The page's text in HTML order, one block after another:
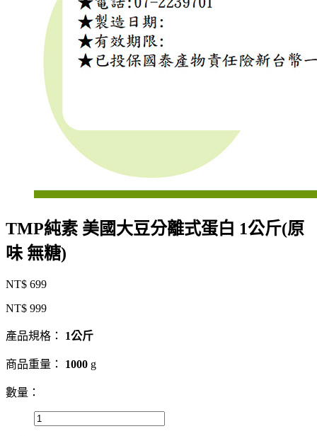
TMP純素 美國大豆分離式蛋白 1公斤(原
味 無糖)
NT$ 699
NT$ 999
產品規格： 1公斤
商品重量： 1000 g
數量：